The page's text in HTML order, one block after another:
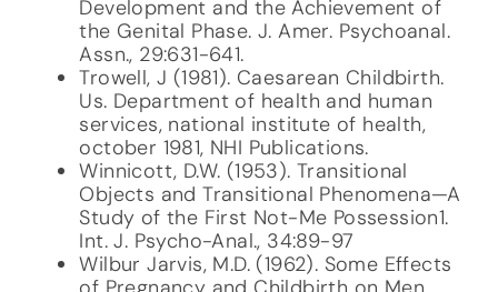
Development and the Achievement of
the Genital Phase. J. Amer. Psychoanal.
Assn., 29:631-641.
Trowell, J (1981). Caesarean Childbirth.
Us. Department of health and human
services, national institute of health,
october 1981, NHI Publications.
Winnicott, D.W. (1953). Transitional
Objects and Transitional Phenomena—A
Study of the First Not-Me Possession1.
Int. J. Psycho-Anal., 34:89-97
Wilbur Jarvis, M.D. (1962). Some Effects